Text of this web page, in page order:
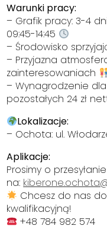
Warunki pracy:
– Grafik pracy: 3-4
09:45-14:45
– Środowisko
– Przyjazna
zainteresowaniach
– Wynagrodzenie
pozostałych 24 zł
Lokalizacje:
– Ochota: ul.
Aplikacje:
Prosimy o
na:
Chcesz do nas
kwalifikacyjną!
+48 784 982 574